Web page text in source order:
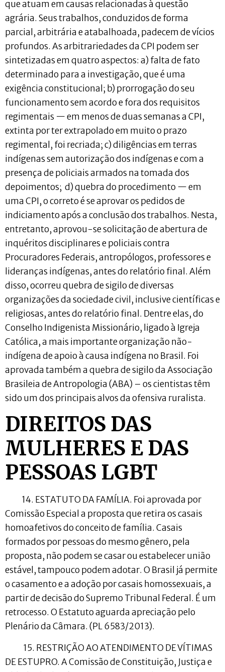
que atuam em causas relacionadas à questão
agrária. Seus trabalhos, conduzidos de forma
parcial, arbitrária e atabalhoada, padecem de vícios
profundos. As arbitrariedades da CPI podem ser
sintetizadas em quatro aspectos: a) falta de fato
determinado para a investigação, que é uma
exigência constitucional; b) prorrogação do seu
funcionamento sem acordo e fora dos requisitos
regimentais — em menos de duas semanas a CPI,
extinta por ter extrapolado em muito o prazo
regimental, foi recriada; c) diligências em terras
indígenas sem autorização dos indígenas e com a
presença de policiais armados na tomada dos
depoimentos; d) quebra do procedimento — em
uma CPI, o correto é se aprovar os pedidos de
indiciamento após a conclusão dos trabalhos. Nesta,
entretanto, aprovou-se solicitação de abertura de
inquéritos disciplinares e policiais contra
Procuradores Federais, antropólogos, professores e
lideranças indígenas, antes do relatório final. Além
disso, ocorreu quebra de sigilo de diversas
organizações da sociedade civil, inclusive científicas e
religiosas, antes do relatório final. Dentre elas, do
Conselho Indigenista Missionário, ligado à Igreja
Católica, a mais importante organização não-
indígena de apoio à causa indígena no Brasil. Foi
aprovada também a quebra de sigilo da Associação
Brasileia de Antropologia (ABA) – os cientistas têm
sido um dos principais alvos da ofensiva ruralista.
DIREITOS DAS
MULHERES E DAS
PESSOAS LGBT
14. ESTATUTO DA FAMÍLIA. Foi aprovada por
Comissão Especial a proposta que retira os casais
homoafetivos do conceito de família. Casais
formados por pessoas do mesmo gênero, pela
proposta, não podem se casar ou estabelecer união
estável, tampouco podem adotar. O Brasil já permite
o casamento e a adoção por casais homossexuais, a
partir de decisão do Supremo Tribunal Federal. É um
retrocesso. O Estatuto aguarda apreciação pelo
Plenário da Câmara. (PL 6583/2013).
15. RESTRIÇÃO AO ATENDIMENTO DE VÍTIMAS
DE ESTUPRO. A Comissão de Constituição, Justiça e